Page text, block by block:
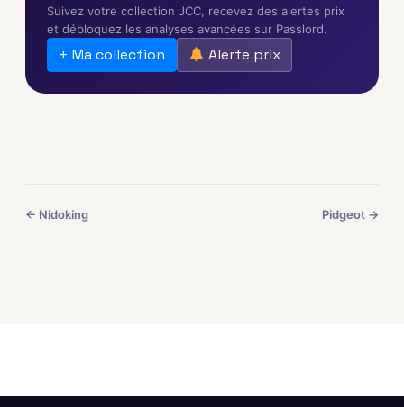
Suivez votre collection JCC, recevez des alertes prix
et débloquez les analyses avancées sur Passlord.
+ Ma collection Alerte prix
← Nidoking Pidgeot →